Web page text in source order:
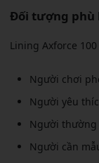
Đối tượng phù
Lining Axforce
Người chơi
Người yêu
Người thường
Người cần